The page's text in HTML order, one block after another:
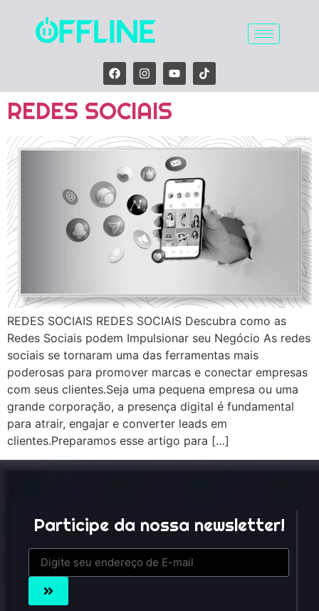
REDES SOCIAIS
REDES SOCIAIS REDES SOCIAIS Descubra como as
Redes Sociais podem Impulsionar seu Negócio As redes
sociais se tornaram uma das ferramentas mais
poderosas para promover marcas e conectar empresas
com seus clientes.Seja uma pequena empresa ou uma
grande corporação, a presença digital é fundamental
para atrair, engajar e converter leads em
clientes.Preparamos esse artigo para […]
Participe da nossa newsletter!